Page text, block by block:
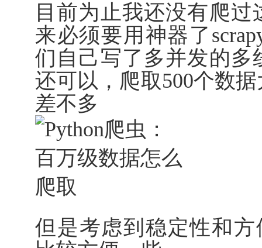
目前为止我还没有爬
来必须要用神器了
们自己写了多并发的多
还可以，爬取500个数
差不多
但是考虑到稳定性和方